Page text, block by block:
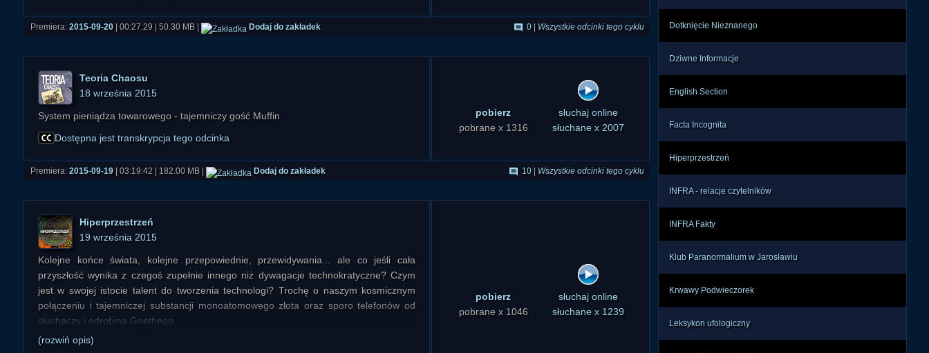
Premiera: 2015-09-20 | 00:27:29 | 50.30 MB | Dodaj do zakładek 0 Wszystkie odcinki tego cyklu
Teoria Chaosu
18 września 2015
System pieniądza towarowego - tajemniczy gość Muffin
Dostępna jest transkrypcja tego odcinka
pobierz
pobrane x 1316
słuchaj online
słuchane x 2007
Premiera: 2015-09-19 | 03:19:42 | 182.00 MB | Dodaj do zakładek 10 Wszystkie odcinki tego cyklu
Hiperprzestrzeń
19 września 2015
Kolejne końce świata, kolejne przepowiednie, przewidywania... ale co jeśli cała
przyszłość wynika z czegoś zupełnie innego niż dywagacje technokratyczne? Czym
jest w swojej istocie talent do tworzenia technologi? Trochę o naszym kosmicznym
połączeniu i tajemniczej substancji monoatomowego złota oraz sporo telefonów od
słuchaczy i odrobina Goethego...
(rozwiń opis)
pobierz
pobrane x 1046
słuchaj online
słuchane x 1239
Dotknięcie Nieznanego
Dziwne Informacje
English Section
Facta Incognita
Hiperprzestrzeń
INFRA - relacje czytelników
INFRA Fakty
Klub Paranormalium w Jarosławiu
Krwawy Podwieczorek
Leksykon ufologiczny